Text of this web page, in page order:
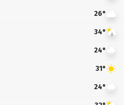
26°
34°
24°
31°
24°